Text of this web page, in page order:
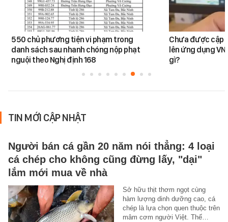
550 chủ phương tiện vi phạm trong
danh sách sau nhanh chóng nộp phạt
nguội theo Nghị định 168
Chưa được cập
lên ứng dụng
gì?
TIN MỚI CẬP NHẬT
Người bán cá gần 20 năm nói thẳng: 4 loại
cá chép cho không cũng đừng lấy, "dại"
lắm mới mua về nhà
Sở hữu thịt thơm ngọt cùng
hàm lượng dinh dưỡng cao, cá
chép là lựa chọn quen thuộc trên
mâm cơm người Việt. Thế…